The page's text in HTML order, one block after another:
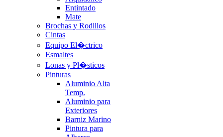
Entintado
Mate
Brochas y Rodillos
Cintas
Equipo El�ctrico
Esmaltes
Lonas y Pl�sticos
Pinturas
Aluminio Alta
Temp.
Aluminio para
Exteriores
Barniz Marino
Pintura para